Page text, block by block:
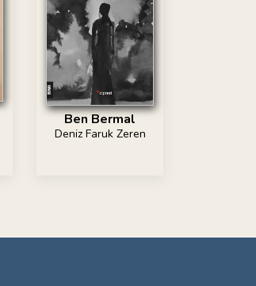
Ben Bermal
Deniz Faruk Zeren